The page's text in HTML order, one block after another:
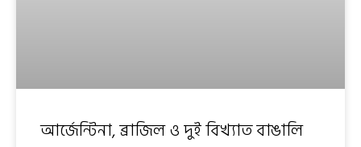
আর্জেন্টিনা, ব্রাজিল ও দুই বিখ্যাত বাঙালি